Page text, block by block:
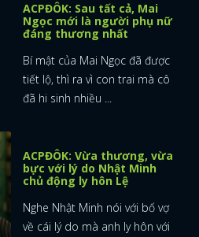
ACPĐÔK: Sau tất cả, Mai
Ngọc mới là người phụ nữ
đáng thương nhất
Bí mật của Mai Ngọc đã được
tiết lộ, thì ra vì con trai mà cô
đã hi sinh nhiều ...
ACPĐÔK: Vừa thương, vừa
bực với lý do Nhật Minh
chủ động ly hôn Lệ
Nghe Nhật Minh nói với bố vợ
về cái lý do mà anh ly hôn với